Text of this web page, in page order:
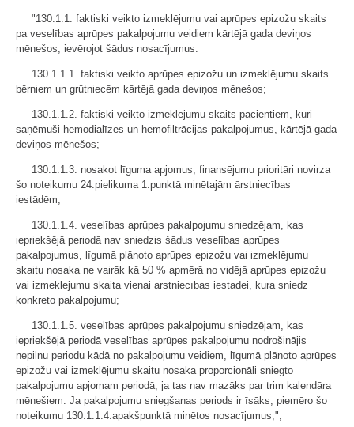
"130.1.1. faktiski veikto izmeklējumu vai aprūpes epizožu skaits
pa veselības aprūpes pakalpojumu veidiem kārtējā gada deviņos
mēnešos, ievērojot šādus nosacījumus:
130.1.1.1. faktiski veikto aprūpes epizožu un izmeklējumu skaits
bērniem un grūtniecēm kārtējā gada deviņos mēnešos;
130.1.1.2. faktiski veikto izmeklējumu skaits pacientiem, kuri
saņēmuši hemodialīzes un hemofiltrācijas pakalpojumus, kārtējā gada
deviņos mēnešos;
130.1.1.3. nosakot līguma apjomus, finansējumu prioritāri novirza
šo noteikumu 24.pielikuma 1.punktā minētajām ārstniecības
iestādēm;
130.1.1.4. veselības aprūpes pakalpojumu sniedzējam, kas
iepriekšējā periodā nav sniedzis šādus veselības aprūpes
pakalpojumus, līgumā plānoto aprūpes epizožu vai izmeklējumu
skaitu nosaka ne vairāk kā 50 % apmērā no vidējā aprūpes epizožu
vai izmeklējumu skaita vienai ārstniecības iestādei, kura sniedz
konkrēto pakalpojumu;
130.1.1.5. veselības aprūpes pakalpojumu sniedzējam, kas
iepriekšējā periodā veselības aprūpes pakalpojumu nodrošinājis
nepilnu periodu kādā no pakalpojumu veidiem, līgumā plānoto aprūpes
epizožu vai izmeklējumu skaitu nosaka proporcionāli sniegto
pakalpojumu apjomam periodā, ja tas nav mazāks par trim kalendāra
mēnešiem. Ja pakalpojumu sniegšanas periods ir īsāks, piemēro šo
noteikumu 130.1.1.4.apakšpunktā minētos nosacījumus;";